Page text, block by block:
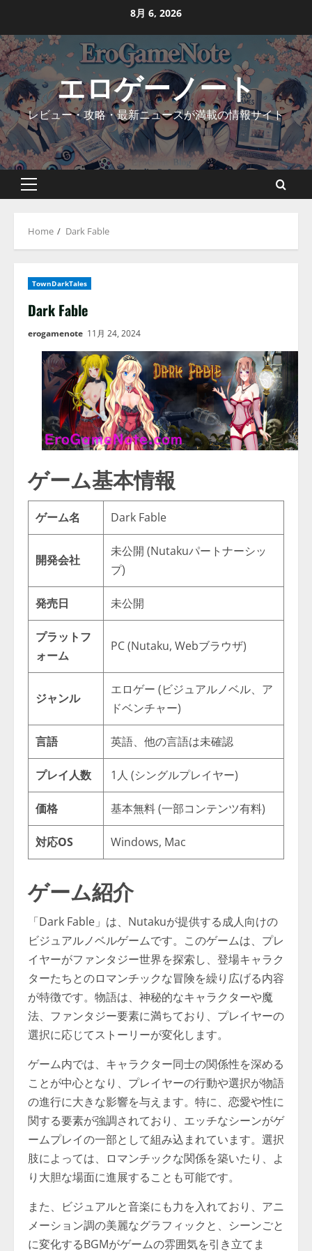
content
8月 6, 2026
エロゲーノート
レビュー・攻略・最新ニュースが満載の情報サイト
Primary
Home Dark Fable
TownDarkTales
Dark Fable
erogamenote 11月 24, 2024
ゲーム基本情報
ゲーム名 Dark Fable
開発会社
未公開 (Nutakuパートナーシッ
プ)
発売日 未公開
プラットフ
ォーム
PC (Nutaku, Webブラウザ)
ジャンル
エロゲー (ビジュアルノベル、ア
ドベンチャー)
言語 英語、他の言語は未確認
プレイ人数 1人 (シングルプレイヤー)
価格 基本無料 (一部コンテンツ有料)
対応OS Windows, Mac
ゲーム紹介
「Dark Fable」は、Nutakuが提供する成人向けの
ビジュアルノベルゲームです。このゲームは、プレ
イヤーがファンタジー世界を探索し、登場キャラク
ターたちとのロマンチックな冒険を繰り広げる内容
が特徴です。物語は、神秘的なキャラクターや魔
法、ファンタジー要素に満ちており、プレイヤーの
選択に応じてストーリーが変化します。
ゲーム内では、キャラクター同士の関係性を深める
ことが中心となり、プレイヤーの行動や選択が物語
の進行に大きな影響を与えます。特に、恋愛や性に
関する要素が強調されており、エッチなシーンがゲ
ームプレイの一部として組み込まれています。選択
肢によっては、ロマンチックな関係を築いたり、よ
り大胆な場面に進展することも可能です。
また、ビジュアルと音楽にも力を入れており、アニ
メーション調の美麗なグラフィックと、シーンごと
に変化するBGMがゲームの雰囲気を引き立てま